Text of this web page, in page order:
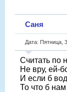
Саня
Дата: Пятница,
Считать по
Не вру, ей-
И если б
То что б